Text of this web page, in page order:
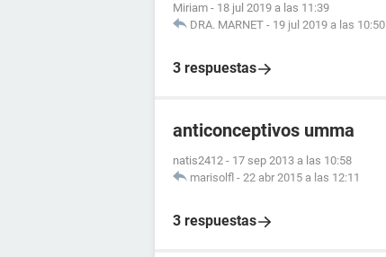
Miriam - 18 jul 2019 a las 11:39
DRA. MARNET - 19 jul 2019 a las 10:50
3 respuestas
anticonceptivos umma
natis2412 - 17 sep 2013 a las 10:58
marisolfl - 22 abr 2015 a las 12:11
3 respuestas